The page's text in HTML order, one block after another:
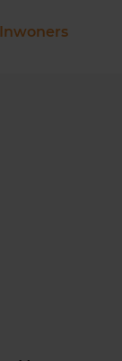
Inwoners